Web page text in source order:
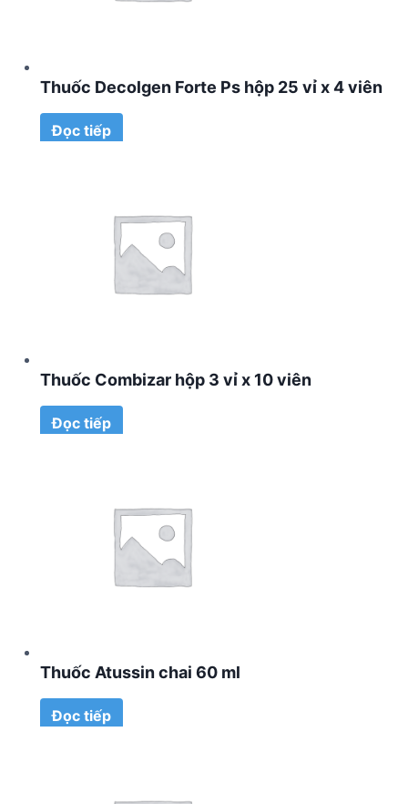
Thuốc Decolgen Forte Ps hộp 25 vỉ x 4 viên
Đọc tiếp
Thuốc Combizar hộp 3 vỉ x 10 viên
Đọc tiếp
Thuốc Atussin chai 60 ml
Đọc tiếp